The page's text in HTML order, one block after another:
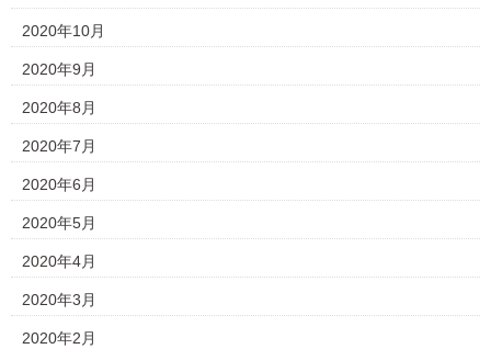
2020年10月
2020年9月
2020年8月
2020年7月
2020年6月
2020年5月
2020年4月
2020年3月
2020年2月